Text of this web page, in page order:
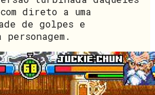
direto a uma
de golpes e